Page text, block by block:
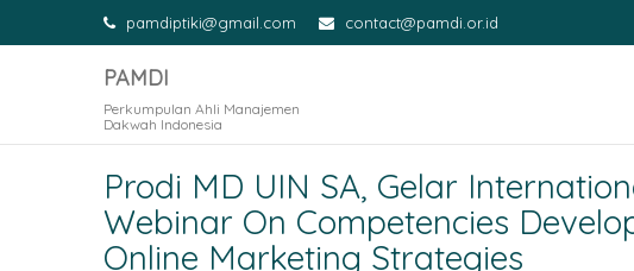
pamdiptiki@gmail.com contact@pamdi.or.id
PAMDI
Perkumpulan Ahli Manajemen
Dakwah Indonesia
Prodi MD UIN SA, Gelar
Webinar On Competencies
Online Marketing Strategies